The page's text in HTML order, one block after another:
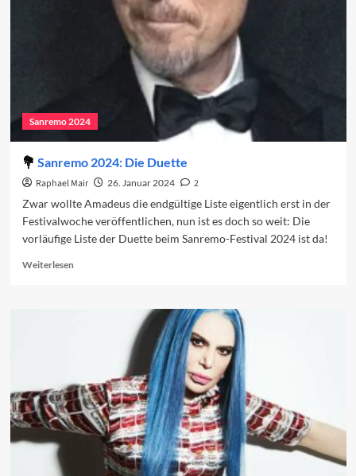
Sanremo 2024
Sanremo 2024: Die Duette
Raphael Mair 26. Januar 2024
2
Zwar wollte Amadeus die endgültige Liste eigentlich erst in der
Festivalwoche veröffentlichen, nun ist es doch so weit: Die
vorläufige Liste der Duette beim Sanremo-Festival 2024 ist da!
WeiterlesenRead